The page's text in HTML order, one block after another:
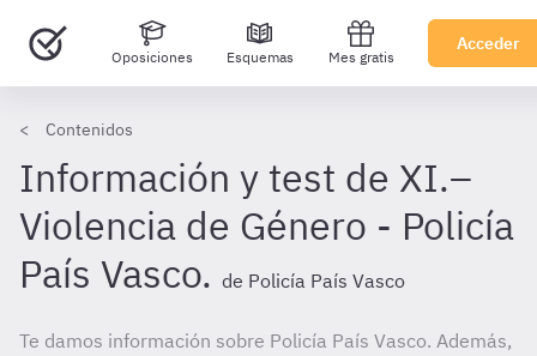
Oposiciones Esquemas Mes gratis
Acceder
Contenidos
Información y test de XI.–
Violencia de Género - Policía
País Vasco. de Policía País Vasco
Te damos información sobre Policía País Vasco. Además,